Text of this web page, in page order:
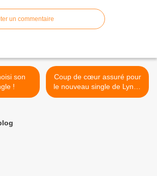
un commentaire
!
Coup de cœur assuré pour
le nouveau single de Lynda
! >